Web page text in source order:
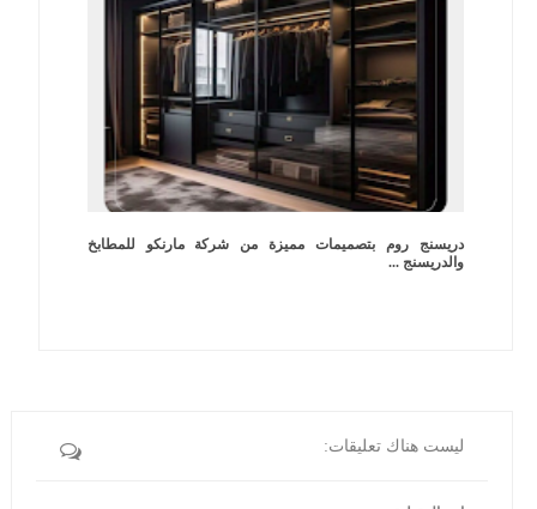
دريسنج روم بتصميمات مميزة من شركة مارنكو للمطابخ
والدريسنج ...
ليست هناك تعليقات: